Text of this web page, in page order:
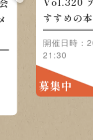
映画を
開催日
21:30
募集中